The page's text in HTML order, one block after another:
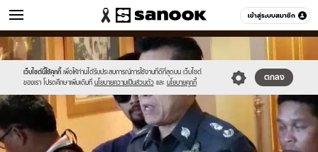
เข้าสู่ระบบสมาชิก
ข่าว หมวดอื่นๆ
เว็บไซต์นี้ใช้คุกกี้ เพื่อให้ท่านได้รับประสบการณ์การใช้งานที่ดีที่สุดบน เว็บไซต์
ของเรา โปรดศึกษาเพิ่มเติมที่ นโยบายความเป็นส่วนตัว และ นโยบายคุกกี้
ตกลง
Sanook
//s.isanook.com/sr/0/images/logo-
new-
sanook.png
600
60
//s.isanook.com/ns/0/ud/363/1815450/626183-
01.jpg